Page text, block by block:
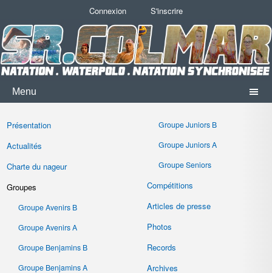
Connexion S'inscrire
Menu
Présentation
Actualités
Charte du nageur
Groupes
Groupe Avenirs B
Groupe Avenirs A
Groupe Benjamins B
Groupe Benjamins A
Groupe Juniors B
Groupe Juniors A
Groupe Seniors
Compétitions
Articles de presse
Photos
Records
Archives